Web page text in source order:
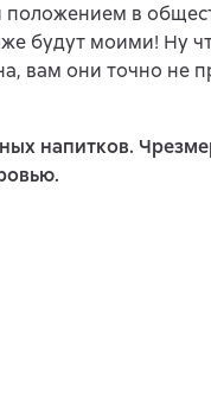
в
будут моими! Ну
вам они точно не
напитков.